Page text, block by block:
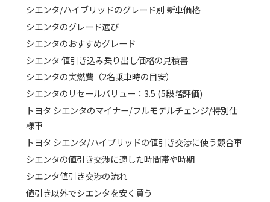
シエンタ/ハイブリッドのグレード別 新車価格
シエンタのグレード選び
シエンタのおすすめグレード
シエンタ 値引き込み乗り出し価格の見積書
シエンタの実燃費（2名乗車時の目安）
シエンタのリセールバリュー：3.5 (5段階評価)
トヨタ シエンタのマイナー/フルモデルチェンジ/特別仕
様車
トヨタ シエンタ/ハイブリッドの値引き交渉に使う競合車
シエンタの値引き交渉に適した時間帯や時期
シエンタ値引き交渉の流れ
値引き以外でシエンタを安く買う